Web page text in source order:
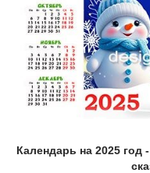
Календарь на 2025 год